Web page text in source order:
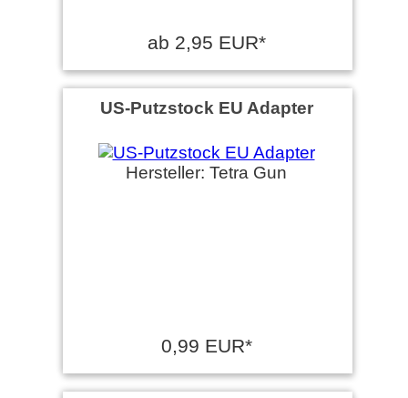
ab 2,95 EUR*
US-Putzstock EU Adapter
Hersteller: Tetra Gun
0,99 EUR*